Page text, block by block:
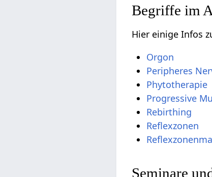
Begriffe im
Hier einige Infos
Orgon
Peripheres
Phytotherapie
Progressive
Rebirthing
Reflexzonen
Seminare